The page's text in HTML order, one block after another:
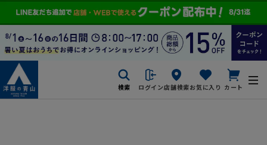
検索 ログイン店舗検索お気に入り カート